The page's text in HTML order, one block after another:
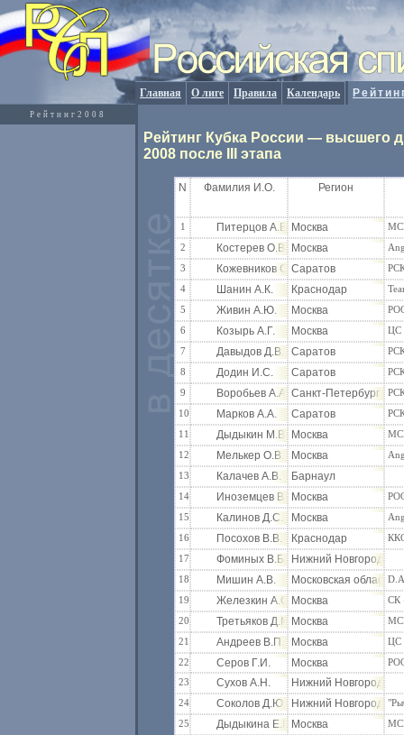
Главная О лиге Правила Календарь
Рейтинг2008
Рейтинг Кубка России — высшего
2008 после III этапа
N Фамилия И.О. Регион
1 Питерцов А.В. Москва
2
Костерев О.В. Москва
3
Кожевников С.В.Саратов
4
Шанин А.К. Краснодар
5
Живин А.Ю. Москва
6
Козырь А.Г. Москва
ЦС
7
Давыдов Д.В. Саратов
8
Додин И.С. Саратов
9
Воробьев А.А. Санкт-Петербург
10
Марков А.А. Саратов
11
Дыдыкин М.В. Москва
12
Мелькер О.В. Москва
13
Калачев А.В. Барнаул
14 Иноземцев В.В.Москва
15
Калинов Д.С. Москва
16
Посохов В.В. Краснодар
17
Фоминых В.Б. Нижний Новгород
18 Мишин А.В. Московская область
19
Железкин А.С. Москва
СК
20
Третьяков Д.М. Москва
21
Андреев В.П. Москва
ЦС
22
Серов Г.И. Москва
23
Сухов А.Н. Нижний Новгород
24 Соколов Д.Ю. Нижний Новгород
25
Дыдыкина Е.Н. Москва